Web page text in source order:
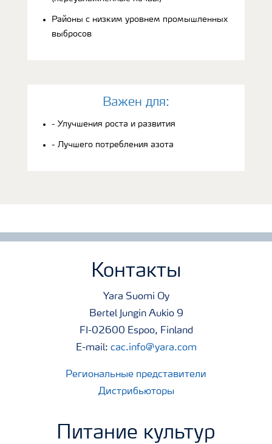
Районы с низким уровнем промышленных
выбросов
Bажен для:
- Улучшения роста и развития
- Лучшего потребления азота
Контакты
Yara Suomi Oy
Bertel Jungin Aukio 9
FI-02600 Espoo, Finland
E-mail: cac.info@yara.com
Региональные представители
Дистрибьюторы
Питание культур